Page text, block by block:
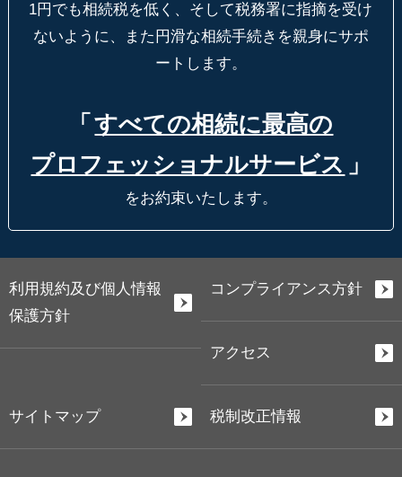
1円でも相続税を低く、そして税務署に指摘を受け
ないように、
また円滑な相続手続きを親身にサポ
ートします。
「 すべての相続に最高の
プロフェッショナルサービス 」
をお約束いたします。
利用規約及び個人情報
保護方針
コンプライアンス方針
アクセス
サイトマップ 税制改正情報